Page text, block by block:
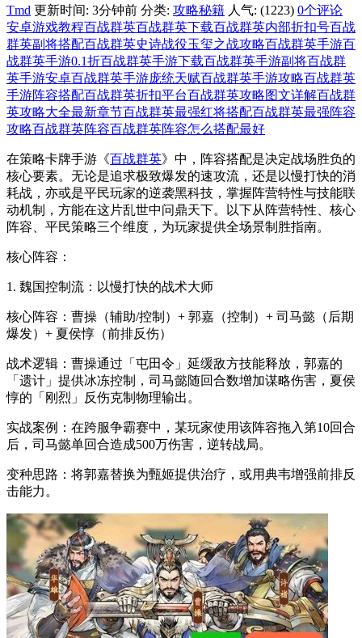
Tmd 更新时间: 3分钟前 分类: 攻略秘籍 人气: (1223) 0个评论
安卓游戏教程百战群英百战群英下载百战群英内部折扣号百战
群英副将搭配百战群英史诗战役玉玺之战攻略百战群英手游百
战群英手游0.1折百战群英手游下载百战群英手游副将百战群
英手游安卓百战群英手游庞统天赋百战群英手游攻略百战群英
手游阵容搭配百战群英折扣平台百战群英攻略图文详解百战群
英攻略大全最新章节百战群英最强红将搭配百战群英最强阵容
攻略百战群英阵容百战群英阵容怎么搭配最好
在策略卡牌手游《百战群英》中，阵容搭配是决定战场胜负的
核心要素。无论是追求极致爆发的速攻流，还是以慢打快的消
耗战，亦或是平民玩家的逆袭黑科技，掌握阵营特性与技能联
动机制，方能在这片乱世中问鼎天下。以下从阵营特性、核心
阵容、平民策略三个维度，为玩家提供全场景制胜指南。
核心阵容：
1. 魏国控制流：以慢打快的战术大师
核心阵容：曹操（辅助/控制）+ 郭嘉（控制）+ 司马懿（后期
爆发）+ 夏侯惇（前排反伤）
战术逻辑：曹操通过「屯田令」延缓敌方技能释放，郭嘉的
「遗计」提供冰冻控制，司马懿随回合数增加谋略伤害，夏侯
惇的「刚烈」反伤克制物理输出。
实战案例：在跨服争霸赛中，某玩家使用该阵容拖入第10回合
后，司马懿单回合造成500万伤害，逆转战局。
变种思路：将郭嘉替换为甄姬提供治疗，或用典韦增强前排反
击能力。